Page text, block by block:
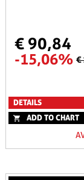
€ 90,84
-15,06% €
DETAILS
ADD TO CHART